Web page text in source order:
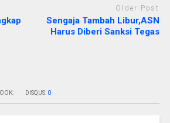
Older Post
Sengaja Tambah Libur,ASN
Harus Diberi Sanksi Tegas
DISQUS: 0